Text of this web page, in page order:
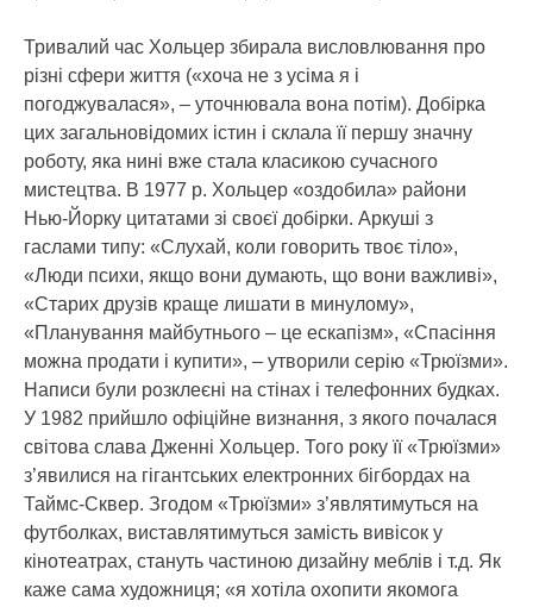
Тривалий час Хольцер збирала висловлювання про
різні сфери життя («хоча не з усіма я і
погоджувалася», – уточнювала вона потім). Добірка
цих загальновідомих істин і склала її першу значну
роботу, яка нині вже стала класикою сучасного
мистецтва. В 1977 р. Хольцер «оздобила» райони
Нью-Йорку цитатами зі своєї добірки. Аркуші з
гаслами типу: «Слухай, коли говорить твоє тіло»,
«Люди психи, якщо вони думають, що вони важливі»,
«Старих друзів краще лишати в минулому»,
«Планування майбутнього – це ескапізм», «Спасіння
можна продати і купити», – утворили серію «Трюїзми».
Написи були розклеєні на стінах і телефонних будках.
У 1982 прийшло офіційне визнання, з якого почалася
світова слава Дженні Хольцер. Того року її «Трюїзми»
з’явилися на гігантських електронних бігбордах на
Таймс-Сквер. Згодом «Трюїзми» з’являтимуться на
футболках, виставлятимуться замість вивісок у
кінотеатрах, стануть частиною дизайну меблів і т.д. Як
каже сама художниця; «я хотіла охопити якомога